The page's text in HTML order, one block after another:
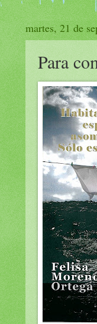
martes, 21 de
Para